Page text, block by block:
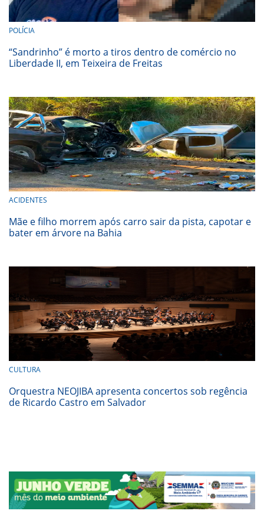
POLÍCIA
“Sandrinho” é morto a tiros dentro de comércio no
Liberdade II, em Teixeira de Freitas
ACIDENTES
Mãe e filho morrem após carro sair da pista, capotar e
bater em árvore na Bahia
CULTURA
Orquestra NEOJIBA apresenta concertos sob regência
de Ricardo Castro em Salvador